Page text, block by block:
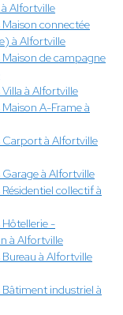
Alfortville
connectée
à Alfortville
de campagne
à Alfortville
A-Frame à
Carport à Alfortville
à Alfortville
collectif à
-
à Alfortville
à Alfortville
industriel à